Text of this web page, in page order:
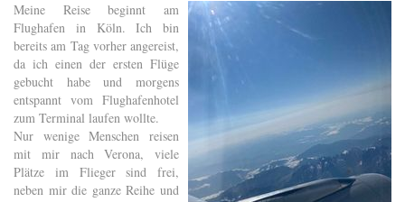
Meine Reise beginnt am
Flughafen in Köln. Ich bin
bereits am Tag vorher angereist,
da ich einen der ersten Flüge
gebucht habe und morgens
entspannt vom Flughafenhotel
zum Terminal laufen wollte.
Nur wenige Menschen reisen
mit mir nach Verona, viele
Plätze im Flieger sind frei,
neben mir die ganze Reihe und